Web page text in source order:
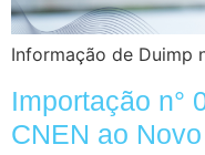
Informação de Duimp
Importação n°
CNEN ao